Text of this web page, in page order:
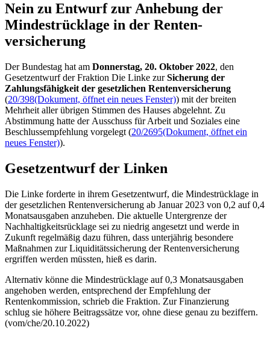
Nein zu Entwurf zur An­hebung der
Mindestrück­lage in der Renten­
versicherung
Der Bundestag hat am Donnerstag, 20. Oktober 2022, den
Gesetzentwurf der Fraktion Die Linke zurSicherung der
Zahlungsfähigkeit der gesetzlichen Rentenversicherung
(20/398(Dokument, öffnet ein neues Fenster)) mit der breiten
Mehrheit aller übrigen Stimmen des Hauses abgelehnt. Zu
Abstimmung hatte der Ausschuss für Arbeit und Soziales eine
Beschlussempfehlung vorgelegt (20/2695(Dokument, öffnet ein
neues Fenster)).
Gesetzentwurf der Linken
Die Linke forderte in ihrem Gesetzentwurf, die Mindestrücklage in
der gesetzlichen Rentenversicherung ab Januar 2023 von 0,2 auf 0,4
Monatsausgaben anzuheben. Die aktuelle Untergrenze der
Nachhaltigkeitsrücklage sei zu niedrig angesetzt und werde in
Zukunft regelmäßig dazu führen, dass unterjährig besondere
Maßnahmen zur Liquiditätssicherung der Rentenversicherung
ergriffen werden müssten, hieß es darin.
Alternativ könne die Mindestrücklage auf 0,3 Monatsausgaben
angehoben werden, entsprechend der Empfehlung der
Rentenkommission, schrieb die Fraktion. Zur Finanzierung
schlug sie höhere Beitragssätze vor, ohne diese genau zu beziffern.
(vom/che/20.10.2022)